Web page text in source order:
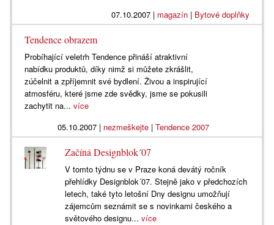
07.10.2007| magazín| Bytové doplňky
Tendence obrazem
Probíhající veletrh Tendence přináší atraktivní
nabídku produktů, díky nimž si můžete zkrášlit,
zúčelnit a zpříjemnit své bydlení. Živou a inspirující
atmosféru, které jsme zde svědky, jsme se pokusili
zachytit na... více
05.10.2007| nezmeškejte| Tendence 2007
Začíná Designblok´07
V tomto týdnu se v Praze koná devátý ročník
přehlídky Designblok´07. Stejně jako v předchozích
letech, také tyto letošní Dny designu umožňují
zájemcům seznámit se s novinkami českého a
světového designu...více